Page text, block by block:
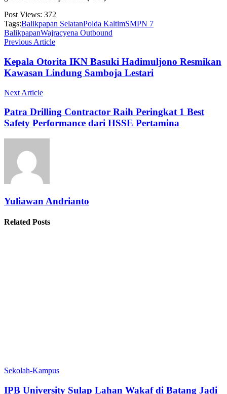
Post Views: 372
Tags:Balikpapan SelatanPolda KaltimSMPN 7
BalikpapanWajracyena Outbound
Previous Article
Kepala Otorita IKN Basuki Hadimuljono Resmikan
Kawasan Lindung Samboja Lestari
Next Article
Patra Drilling Contractor Raih Peringkat 1 Best
Safety Performance dari HSSE Pertamina
Yuliawan Andrianto
Related Posts
Sekolah-Kampus
IPB University Sulap Lahan Wakaf di Batang Jadi